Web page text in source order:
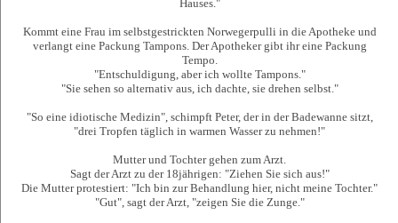
Hauses."
Kommt eine Frau im selbstgestrickten Norwegerpulli in die Apotheke und
verlangt eine Packung Tampons. Der Apotheker gibt ihr eine Packung
Tempo.
"Entschuldigung, aber ich wollte Tampons."
"Sie sehen so alternativ aus, ich dachte, sie drehen selbst."
"So eine idiotische Medizin", schimpft Peter, der in der Badewanne sitzt,
"drei Tropfen täglich in warmen Wasser zu nehmen!"
Mutter und Tochter gehen zum Arzt.
Sagt der Arzt zu der 18jährigen: "Ziehen Sie sich aus!"
Die Mutter protestiert: "Ich bin zur Behandlung hier, nicht meine Tochter."
"Gut", sagt der Arzt, "zeigen Sie die Zunge."